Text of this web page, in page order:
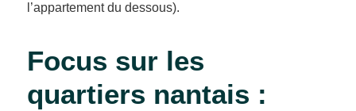
l’appartement du dessous).
Focus sur les
quartiers nantais :